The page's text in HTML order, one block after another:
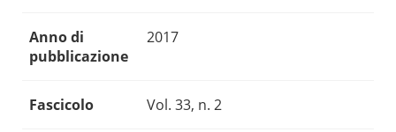
Anno di
pubblicazione
2017
Fascicolo Vol. 33, n. 2